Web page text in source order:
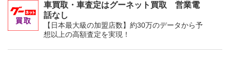
車買取・車査定はグーネット買取 営業電
話なし
【日本最大級の加盟店数】約30万のデータから予
想以上の高額査定を実現！